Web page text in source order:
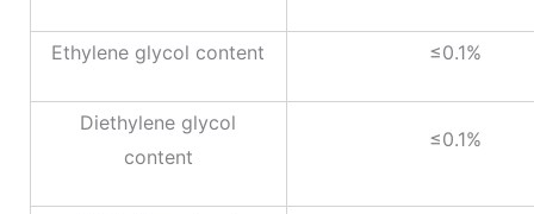
Ethylene glycol content ≤0.1%
Diethylene glycol
content
≤0.1%